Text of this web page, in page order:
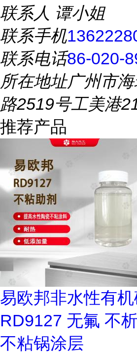
联系人 谭小姐
联系手机
联系电话86-020-
所在地址广州市
路2519号工美港
推荐产品
易欧邦非水性有
RD9127 无氟 不
不粘锅涂层